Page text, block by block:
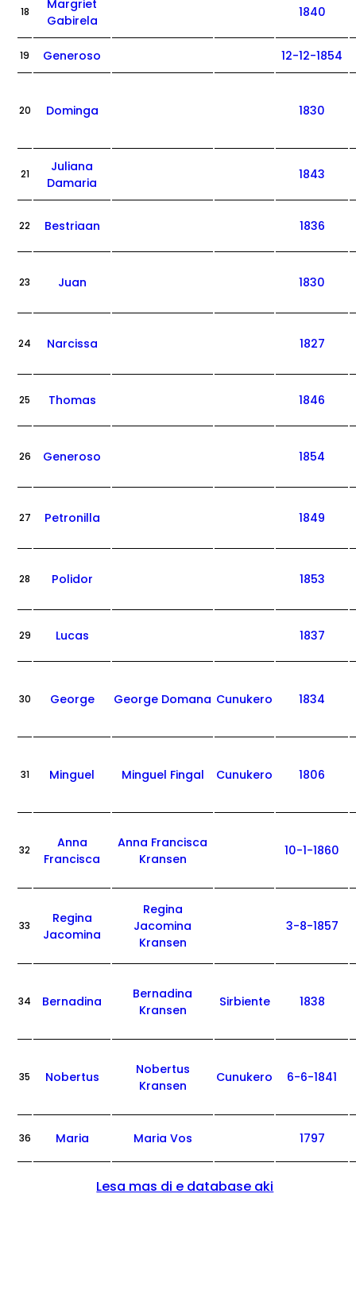
18
Margriet
Gabirela
1840
19 Generoso 12-12-1854
20 Dominga 1830
21
Juliana
Damaria
1843
22 Bestriaan 1836
23 Juan 1830
24 Narcissa 1827
25 Thomas 1846
26 Generoso 1854
27 Petronilla 1849
28 Polidor 1853
29 Lucas 1837
30 George George Domana Cunukero 1834
31 Minguel Minguel Fingal Cunukero 1806
32
Anna
Francisca
Anna Francisca
Kransen
10-1-1860
33
Regina
Jacomina
Regina
Jacomina
Kransen
3-8-1857
34 Bernadina
Bernadina
Kransen
Sirbiente 1838
35 Nobertus
Nobertus
Kransen
Cunukero 6-6-1841
36 Maria Maria Vos 1797
Lesa mas di e database aki